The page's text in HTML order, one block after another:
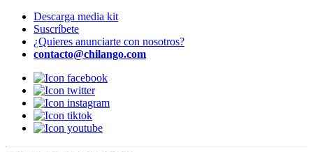
Descarga media kit
Suscríbete
¿Quieres anunciarte con nosotros?
contacto@chilango.com